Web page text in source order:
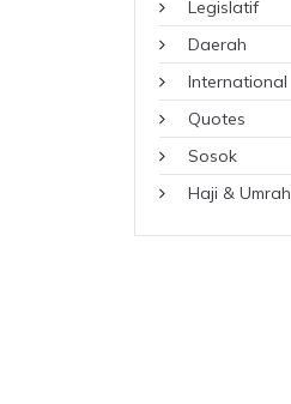
Legislatif
Daerah
International
Quotes
Sosok
Haji & Umrah